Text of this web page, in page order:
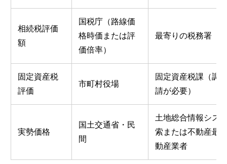
相続税評価
額
国税庁（路線価
格時価または評
価倍率）
最寄りの税務署
固定資産税
評価
市町村役場
固定資産税課（調
請が必要）
実勢価格
国土交通省・民
間
土地総合情報シス
索または不動産最
動産業者